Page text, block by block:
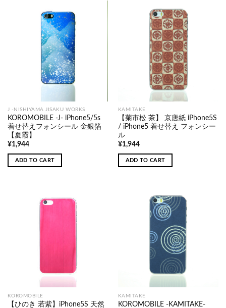
J -NISHIYAMA JISAKU WORKS
KOROMOBILE -J- iPhone5/5s
着せ替えフォンシール 金銀箔
【夏霞】
¥1,944
ADD TO CART
KAMITAKE
【菊市松 茶】 京唐紙 iPhone5S
/ iPhone5 着せ替え フォンシー
ル
¥1,944
ADD TO CART
KOROMOBILE
【ひのき 若紫】iPhone5S 天然
KAMITAKE
KOROMOBILE -KAMITAKE-